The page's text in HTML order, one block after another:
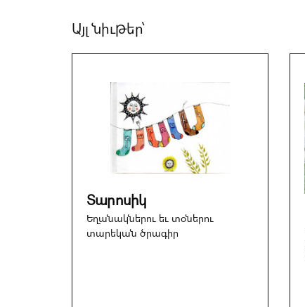
Այլ նիւթեր՝
Տարոսիկ
Եղանակներու եւ տօներու
տարեկան ծրագիր